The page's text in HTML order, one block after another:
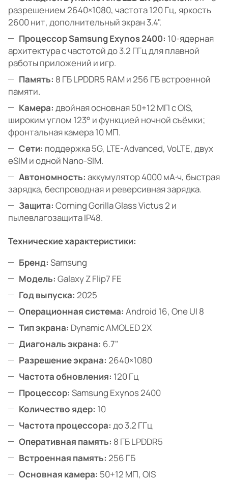
разрешением 2640×1080, частота 120 Гц, яркость
2600 нит, дополнительный экран 3.4".
Процессор Samsung Exynos 2400: 10-ядерная
архитектура с частотой до 3.2 ГГц для плавной
работы приложений и игр.
Память: 8 ГБ LPDDR5 RAM и 256 ГБ встроенной
памяти.
Камера: двойная основная 50+12 МП с OIS,
широким углом 123° и функцией ночной съёмки;
фронтальная камера 10 МП.
Сети: поддержка 5G, LTE-Advanced, VoLTE, двух
eSIM и одной Nano-SIM.
Автономность: аккумулятор 4000 мА·ч, быстрая
зарядка, беспроводная и реверсивная зарядка.
Защита: Corning Gorilla Glass Victus 2 и
пылевлагозащита IP48.
Технические характеристики:
Бренд: Samsung
Модель: Galaxy Z Flip7 FE
Год выпуска: 2025
Операционная система: Android 16, One UI 8
Тип экрана: Dynamic AMOLED 2X
Диагональ экрана: 6.7"
Разрешение экрана: 2640×1080
Частота обновления: 120 Гц
Процессор: Samsung Exynos 2400
Количество ядер: 10
Частота процессора: до 3.2 ГГц
Оперативная память: 8 ГБ LPDDR5
Встроенная память: 256 ГБ
Основная камера: 50+12 МП, OIS